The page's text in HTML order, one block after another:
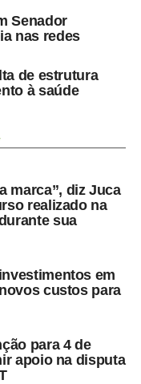
uma pessoa
músculo e quanta
incluir perda
em
a dietas
acompanhamento
para
reduzir o
preservar
o
Senador
nas redes
de estrutura
à saúde
marca”, diz Juca
realizado na
sua
em
custos para
para 4 de
apoio na disputa